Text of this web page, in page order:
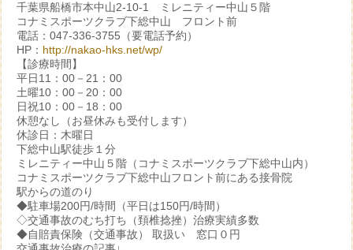
千葉県船橋市本中山2-10-1 ミレニティー中山５階
コナミスポーツクラブ下総中山 フロント前
電話：047-336-3755（要電話予約）
HP： http://nakao-hks.net/wp/
【診療時間】
平日11：00－21：00
土曜10：00－20：00
日祝10：00－18：00
休憩なし（お昼休みも受付します）
休診日：木曜日
下総中山駅徒歩１分
ミレニティー中山５階（コナミスポーツクラブ下総中山内）
コナミスポーツクラブ下総中山フロント前にある接骨院
駅からの道のり
◆駐車場200円/時間（平日は150円/時間）
◇交通事故のむち打ち（頚椎捻挫）治療実績多数
◆自賠責保険（交通事故） 取扱い 窓口０円